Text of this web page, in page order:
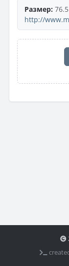
Размер:
http://